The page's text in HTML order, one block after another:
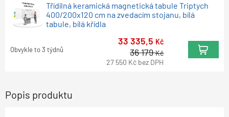
Třídílná keramická magnetická tabule Triptych
400/200x120 cm na zvedacím stojanu, bílá
tabule, bílá křídla
Obvykle to 3 týdnů
33 335,5 Kč
36 179Kč
27 550 Kč bez DPH
Popis produktu